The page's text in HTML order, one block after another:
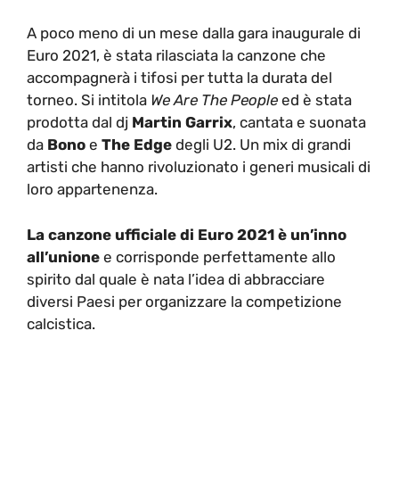
A poco meno di un mese dalla gara inaugurale di
Euro 2021, è stata rilasciata la canzone che
accompagnerà i tifosi per tutta la durata del
torneo. Si intitola We Are The People ed è stata
prodotta dal dj Martin Garrix, cantata e suonata
da Bono e The Edge degli U2. Un mix di grandi
artisti che hanno rivoluzionato i generi musicali di
loro appartenenza.
La canzone ufficiale di Euro 2021 è un’inno
all’unione e corrisponde perfettamente allo
spirito dal quale è nata l’idea di abbracciare
diversi Paesi per organizzare la competizione
calcistica.